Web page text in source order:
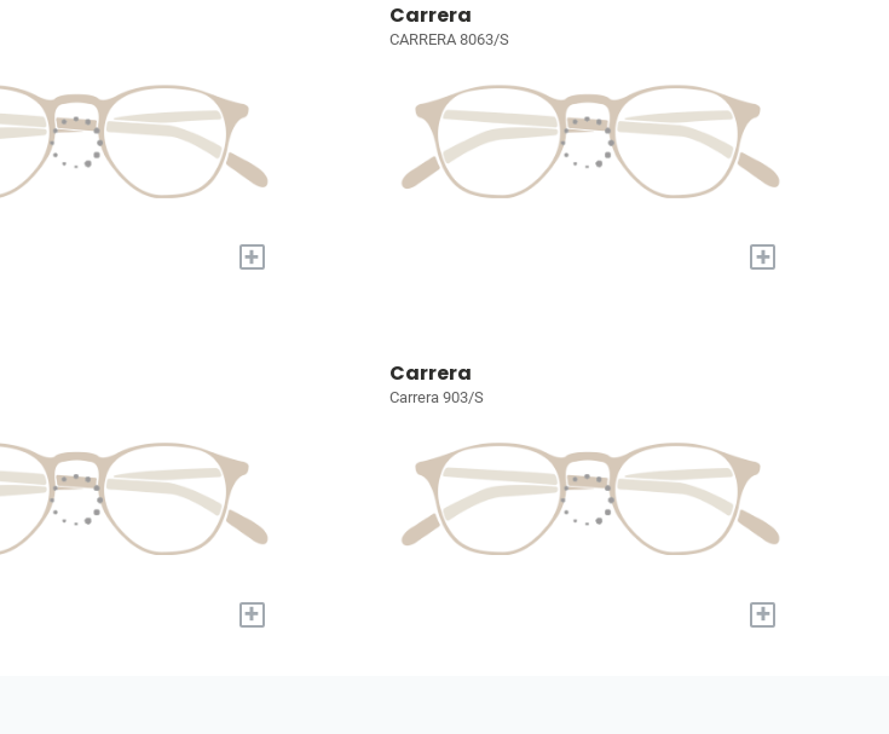
+
Carrera
CARRERA 8063/S
+
+
Carrera
Carrera 903/S
+